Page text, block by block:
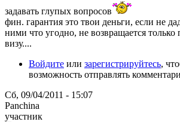
задавать глупых вопросов
фин. гарантия это твои деньги, если не
ними что угодно, не возвращается только
визу....
Войдите или зарегистрируйтесь,
возможность отправлять
Сб, 09/04/2011 - 15:07
Panchina
участник